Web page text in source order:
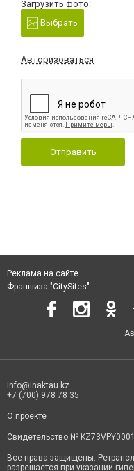
Загрузить фото:
Выбрать
Авторизоваться
Отправить
Реклама на сайте
Франшиза "CitySites"
info@inaktau.kz
+7 (700) 978 78 35
О проекте
Свидетельство №
Все права защищены.
разрешается при указании